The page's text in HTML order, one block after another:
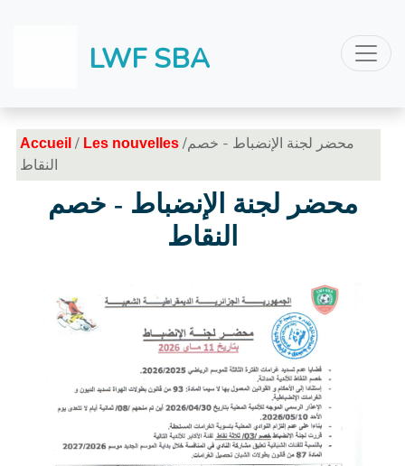
LWF SBA
Accueil/ Les nouvelles/محضر لجنة الإنضباط - خصم
النقاط
محضر لجنة الإنضباط - خصم
النقاط